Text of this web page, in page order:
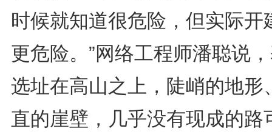
时候就知道很危险，但实际开
更危险。”网络工程师潘聪说
选址在高山之上，陡峭的地形
直的崖壁，几乎没有现成的路